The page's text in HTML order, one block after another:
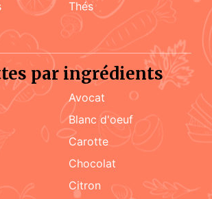
Thés
par ingrédients
Avocat
blanc d'oeuf
carotte
chocolat
citron